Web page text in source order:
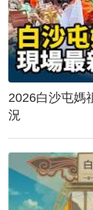
2026白沙屯媽
況